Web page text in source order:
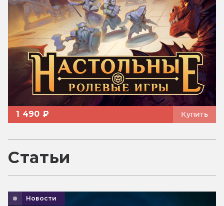
1 490 ₽ Купить
Статьи
Новости